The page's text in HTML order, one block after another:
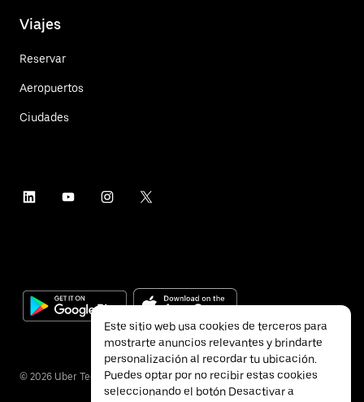
Viajes
Reservar
Aeropuertos
Ciudades
© 2026 Uber Technologies Inc.
Este sitio web usa cookies de terceros para
mostrarte anuncios relevantes y brindarte
personalización al recordar tu ubicación.
Puedes optar por no recibir estas cookies
seleccionando el botón Desactivar a